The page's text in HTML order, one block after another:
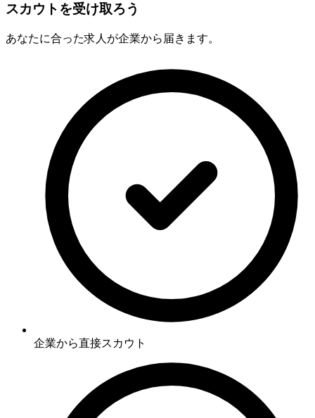
スカウトを受け取ろう
あなたに合った求人が企業から届きます。
企業から直接スカウト